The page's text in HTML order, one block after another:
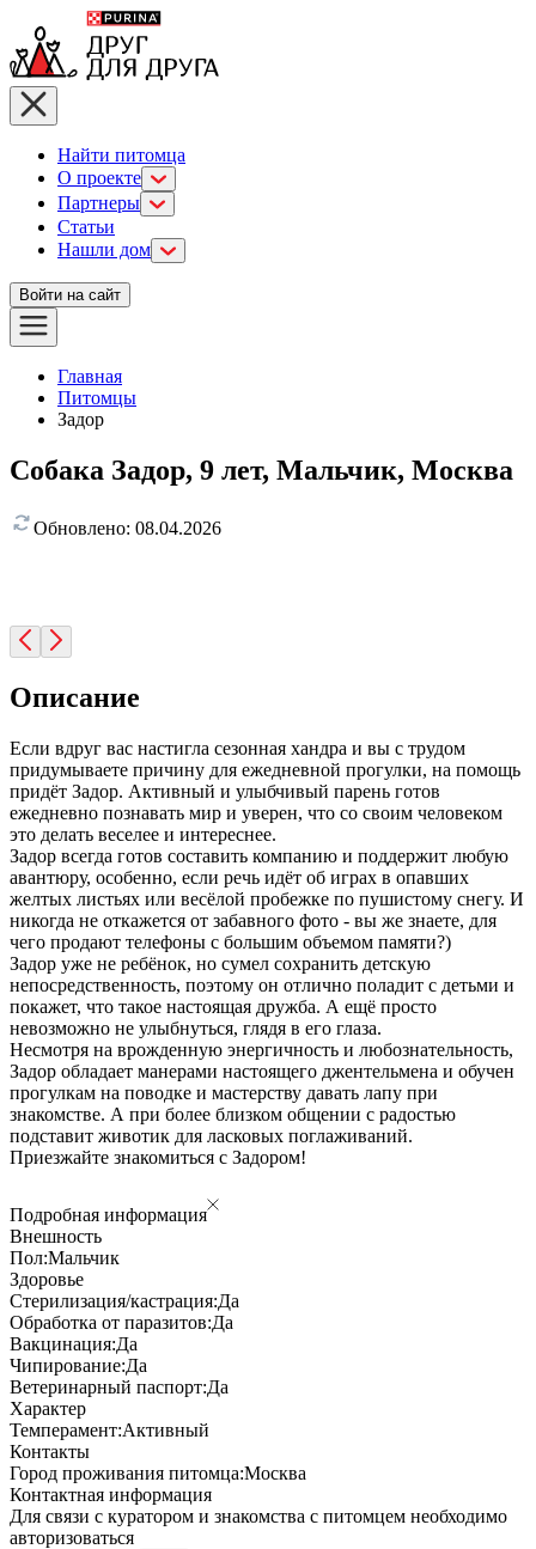
Найти питомца
О проекте
Партнеры
Статьи
Нашли дом
Войти на сайт
Главная
Питомцы
Задор
Собака Задор, 9 лет, Мальчик, Москва
Обновлено: 08.04.2026
Описание
Если вдруг вас настигла сезонная хандра и вы с трудом
придумываете причину для ежедневной прогулки, на помощь
придёт Задор. Активный и улыбчивый парень готов
ежедневно познавать мир и уверен, что со своим человеком
это делать веселее и интереснее.
Задор всегда готов составить компанию и поддержит любую
авантюру, особенно, если речь идёт об играх в опавших
желтых листьях или весёлой пробежке по пушистому снегу. И
никогда не откажется от забавного фото - вы же знаете, для
чего продают телефоны с большим объемом памяти?)
Задор уже не ребёнок, но сумел сохранить детскую
непосредственность, поэтому он отлично поладит с детьми и
покажет, что такое настоящая дружба. А ещё просто
невозможно не улыбнуться, глядя в его глаза.
Несмотря на врожденную энергичность и любознательность,
Задор обладает манерами настоящего джентельмена и обучен
прогулкам на поводке и мастерству давать лапу при
знакомстве. А при более близком общении с радостью
подставит животик для ласковых поглаживаний.
Приезжайте знакомиться с Задором!
Подробная информация
Внешность
Пол:Мальчик
Здоровье
Стерилизация/кастрация:Да
Обработка от паразитов:Да
Вакцинация:Да
Чипирование:Да
Ветеринарный паспорт:Да
Характер
Темперамент:Активный
Контакты
Город проживания питомца:Москва
Контактная информация
Для связи с куратором и знакомства с питомцем необходимо
авторизоваться